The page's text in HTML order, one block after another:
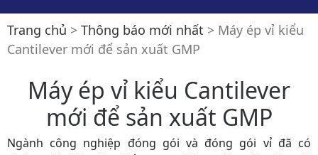
Trang chủ > Thông báo mới nhất > Máy ép vỉ kiểu
Cantilever mới để sản xuất GMP
Máy ép vỉ kiểu Cantilever
mới để sản xuất GMP
Ngành công nghiệp đóng gói và đóng gói vỉ đã có